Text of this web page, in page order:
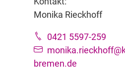
Monika Rieckhoff
0421 5597-259
bremen.de